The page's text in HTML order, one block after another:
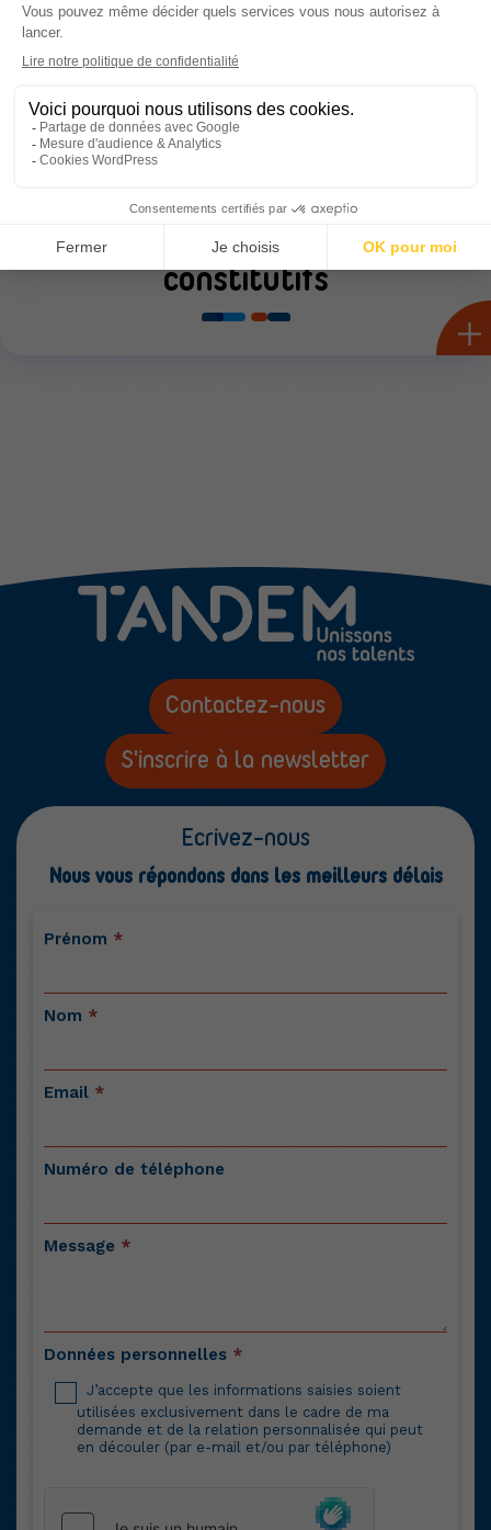
Le Conseil d’Administration
constitutifs
Contactez-nous
S'inscrire à la newsletter
Ecrivez-nous
Nous vous répondons dans les meilleurs délais
Contactez-
Prénom *
Nom *
Email *
Numéro de téléphone
Message *
Données personnelles *
J’accepte que les informations saisies soient
utilisées exclusivement dans le cadre de ma
demande et de la relation personnalisée qui peut
en découler (par e-mail et/ou par téléphone)